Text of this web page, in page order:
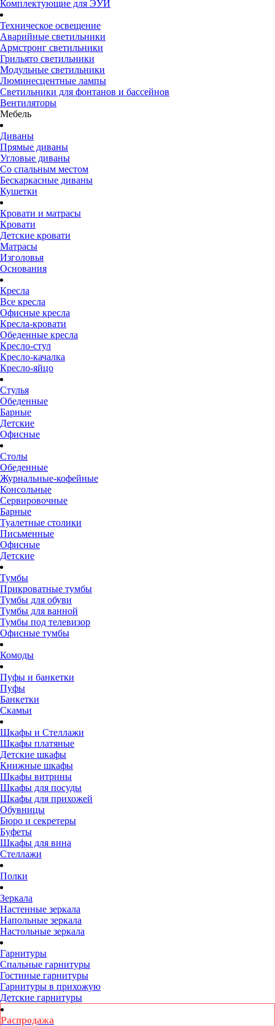
Комплектующие для ЭУИ
Техническое освещение
Аварийные светильники
Армстронг светильники
Грильято светильники
Модульные светильники
Люминесцентные лампы
Светильники для фонтанов и бассейнов
Вентиляторы
Мебель
Диваны
Прямые диваны
Угловые диваны
Со спальным местом
Бескаркасные диваны
Кушетки
Кровати и матрасы
Кровати
Детские кровати
Матрасы
Изголовья
Основания
Кресла
Все кресла
Офисные кресла
Кресла-кровати
Обеденные кресла
Кресло-стул
Кресло-качалка
Кресло-яйцо
Стулья
Обеденные
Барные
Детские
Офисные
Столы
Обеденные
Журнальные-кофейные
Консольные
Сервировочные
Барные
Туалетные столики
Письменные
Офисные
Детские
Тумбы
Прикроватные тумбы
Тумбы для обуви
Тумбы для ванной
Тумбы под телевизор
Офисные тумбы
Комоды
Пуфы и банкетки
Пуфы
Банкетки
Скамьи
Шкафы и Стеллажи
Шкафы платяные
Детские шкафы
Книжные шкафы
Шкафы витрины
Шкафы для посуды
Шкафы для прихожей
Обувницы
Бюро и секретеры
Буфеты
Шкафы для вина
Стеллажи
Полки
Зеркала
Настенные зеркала
Напольные зеркала
Настольные зеркала
Гарнитуры
Спальные гарнитуры
Гостиные гарнитуры
Гарнитуры в прихожую
Детские гарнитуры
Распродажа